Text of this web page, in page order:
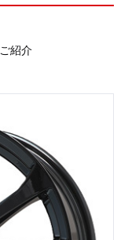
紹介